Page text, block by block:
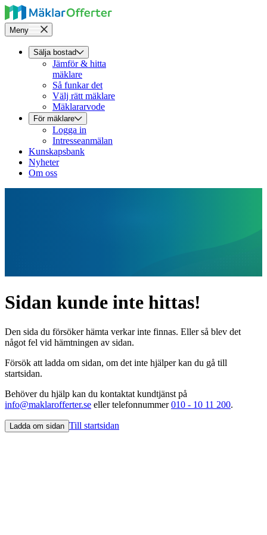
Meny
Sälja bostad
Jämför & hitta
mäklare
Så funkar det
Välj rätt mäklare
Mäklararvode
För mäklare
Logga in
Intresseanmälan
Kunskapsbank
Nyheter
Om oss
Sidan kunde inte hittas!
Den sida du försöker hämta verkar inte finnas. Eller så blev det
något fel vid hämtningen av sidan.
Försök att ladda om sidan, om det inte hjälper kan du gå till
startsidan.
Behöver du hjälp kan du kontaktat kundtjänst på
info@maklarofferter.se eller telefonnummer010 - 10 11 200.
Ladda om sidan Till startsidan